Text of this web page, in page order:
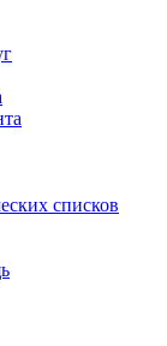
списков